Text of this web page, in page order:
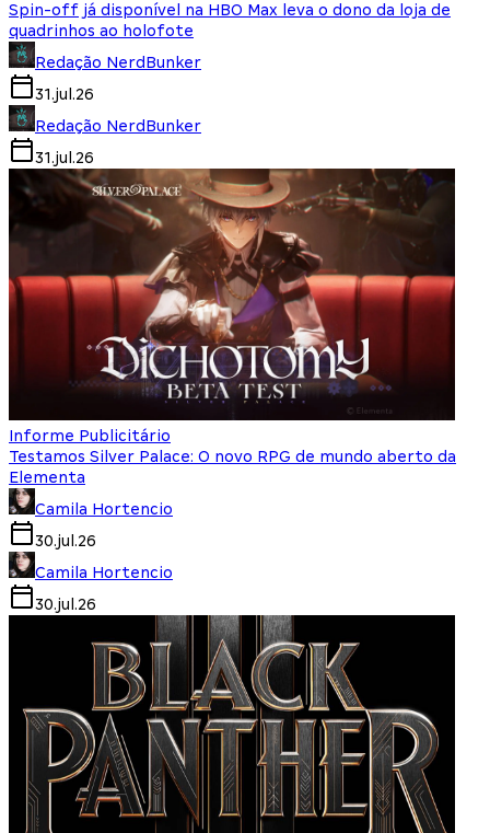
Spin-off já disponível na HBO Max leva o dono da loja de
quadrinhos ao holofote
Redação NerdBunker
31.jul.26
Redação NerdBunker
31.jul.26
Informe Publicitário
Testamos Silver Palace: O novo RPG de mundo aberto da
Elementa
Camila Hortencio
30.jul.26
Camila Hortencio
30.jul.26